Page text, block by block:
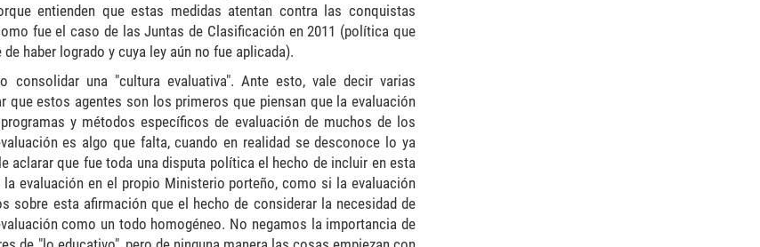
entienden que estas medidas atentan contra las conquistas
fue el caso de las Juntas de Clasificación en 2011 (política que
haber logrado y cuya ley aún no fue aplicada).
consolidar una "cultura evaluativa". Ante esto, vale decir varias
que estos agentes son los primeros que piensan que la evaluación
y métodos específicos de evaluación de muchos de los
es algo que falta, cuando en realidad se desconoce lo ya
aclarar que fue toda una disputa política el hecho de incluir en esta
evaluación en el propio Ministerio porteño, como si la evaluación
sobre esta afirmación que el hecho de considerar la necesidad de
como un todo homogéneo. No negamos la importancia de